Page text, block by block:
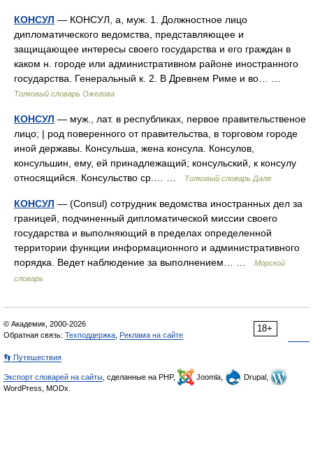
КОНСУЛ — КОНСУЛ, а, муж. 1. Должностное лицо
дипломатического ведомства, представляющее и
защищающее интересы своего государства и его граждан в
каком н. городе или административном районе иностранного
государства. Генеральный к. 2. В Древнем Риме и во… …
Толковый словарь Ожегова
КОНСУЛ — муж., лат. в республиках, первое правительственое
лицо; | род поверенного от правительства, в торговом городе
иной державы. Консульша, жена консула. Консулов,
консульшин, ему, ей принадлежащий; консульский, к консулу
относящийся. Консульство ср.… …
Толковый словарь Даля
КОНСУЛ — (Consul) сотрудник ведомства иностранных дел за
границей, подчиненный дипломатической миссии своего
государства и выполняющий в пределах определенной
территории функции информационного и административного
порядка. Ведет наблюдение за выполнением… …
Морской
словарь
18+
© Академик, 2000-2026
Обратная связь: Техподдержка Реклама на сайте
👣 Путешествия
Экспорт словарей на сайты , сделанные на PHP, Joomla,
Drupal,
WordPress, MODx.